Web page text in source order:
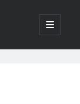
ana
menüyü